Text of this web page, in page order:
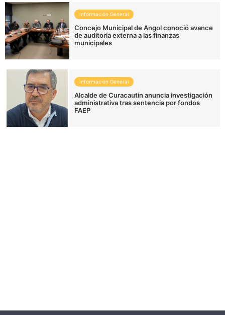
Información General
Concejo Municipal de Angol conoció avance
de auditoría externa a las finanzas
municipales
Información General
Alcalde de Curacautín anuncia investigación
administrativa tras sentencia por fondos
FAEP